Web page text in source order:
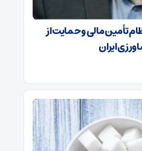
تأمین مالی و حمایت از
ایران